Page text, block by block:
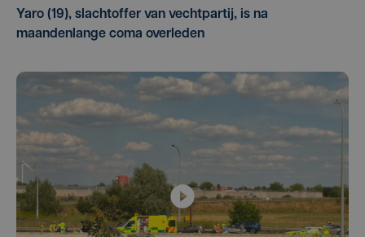
Yaro (19), slachtoffer van vechtpartij, is na
maandenlange coma overleden